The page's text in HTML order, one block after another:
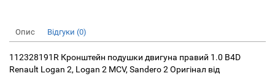
Опис Відгуки (0)
112328191R Кронштейн подушки двигуна правий 1.0 B4D
Renault Logan 2, Logan 2 MCV, Sandero 2 Оригінал від